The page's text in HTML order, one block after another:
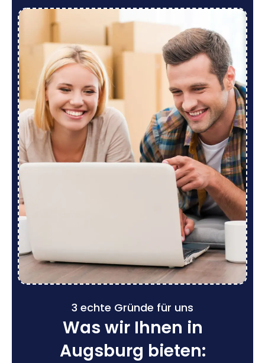
3 echte Gründe für uns
Was wir Ihnen in
Augsburg bieten: